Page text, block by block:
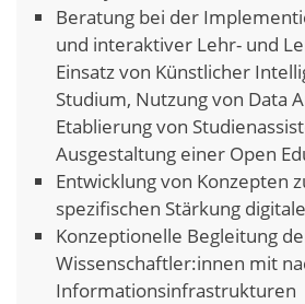
Beratung bei der
und interaktiver Lehr- und
Einsatz von Künstlicher
Studium, Nutzung von Data
Etablierung von
Ausgestaltung einer Open
Entwicklung von Konzepten
spezifischen Stärkung
Konzeptionelle Begleitung
Wissenschaftler:innen mit
Informationsinfrastrukturen